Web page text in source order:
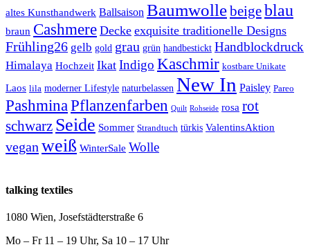
altes Kunsthandwerk Ballsaison Baumwollebeigeblau
braun Cashmere Decke exquisite traditionelle Designs
Frühling26 gelb gold grau grün handbestickt Handblockdruck
Himalaya Hochzeit Ikat Indigo Kaschmir kostbare Unikate
Laos lila moderner Lifestyle naturbelassen New In Paisley Pareo
PashminaPflanzenfarben Quilt Rohseide rosa rot
schwarz Seide Sommer Strandtuch türkis ValentinsAktion
veganweiß WinterSale Wolle
talking textiles
1080 Wien, Josefstädterstraße 6
Mo – Fr 11 – 19 Uhr, Sa 10 – 17 Uhr